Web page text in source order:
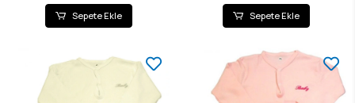
Sepete Ekle Sepete Ekle